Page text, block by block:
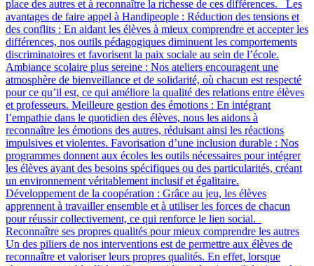
place des autres et à reconnaître la richesse de ces différences. Les
avantages de faire appel à Handipeople : Réduction des tensions et
des conflits : En aidant les élèves à mieux comprendre et accepter les
différences, nos outils pédagogiques diminuent les comportements
discriminatoires et favorisent la paix sociale au sein de l’école.
Ambiance scolaire plus sereine : Nos ateliers encouragent une
atmosphère de bienveillance et de solidarité, où chacun est respecté
pour ce qu’il est, ce qui améliore la qualité des relations entre élèves
et professeurs. Meilleure gestion des émotions : En intégrant
l’empathie dans le quotidien des élèves, nous les aidons à
reconnaître les émotions des autres, réduisant ainsi les réactions
impulsives et violentes. Favorisation d’une inclusion durable : Nos
programmes donnent aux écoles les outils nécessaires pour intégrer
les élèves ayant des besoins spécifiques ou des particularités, créant
un environnement véritablement inclusif et égalitaire.
Développement de la coopération : Grâce au jeu, les élèves
apprennent à travailler ensemble et à utiliser les forces de chacun
pour réussir collectivement, ce qui renforce le lien social.
Reconnaître ses propres qualités pour mieux comprendre les autres
Un des piliers de nos interventions est de permettre aux élèves de
reconnaître et valoriser leurs propres qualités. En effet, lorsque